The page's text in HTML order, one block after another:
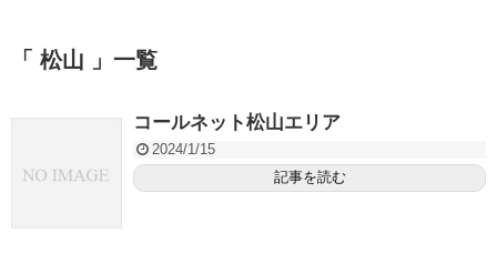
「 松山 」一覧
コールネット松山エリア
2024/1/15
記事を読む